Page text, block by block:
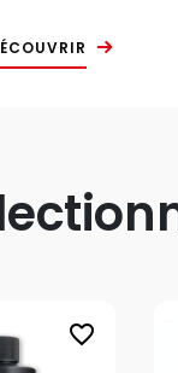
favorite_border